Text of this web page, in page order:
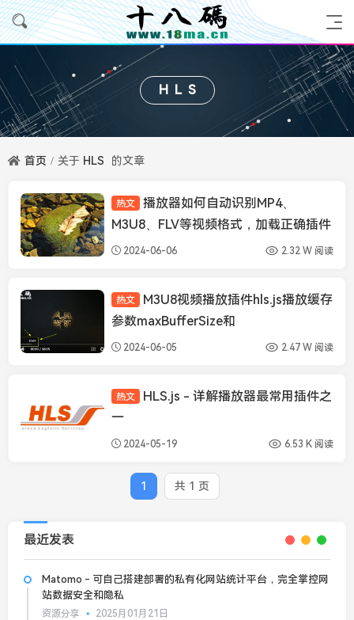
HLS
首页 关于 HLS 的文章
播放器知识
热文
播放器如何自动识别MP4、
M3U8、FLV等视频格式，加载正确插件
类型播放视频
2024-06-06 2.32 W 阅读
播放器知识
热文
M3U8视频播放插件hls.js播放缓存
参数maxBufferSize和
maxBufferLength设置
2024-06-05 2.47 W 阅读
播放器知识
热文
HLS.js - 详解播放器最常用插件之
一
2024-05-19 6.53 K 阅读
1 共 1 页
最近发表
Matomo - 可自己搭建部署的私有化网站统计平台，完全掌控网
站数据安全和隐私
资源分享 2025月01月21日